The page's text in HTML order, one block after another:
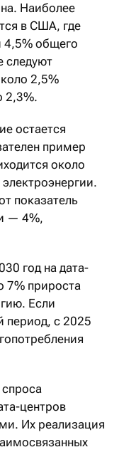
Наиболее
в США, где
4,5% общего
следуют
2,5%
2,3%.
остается
пример
около
показатель
— 4%,
год на дата-
7% прироста
Если
период, с 2025
центров
Их реализация